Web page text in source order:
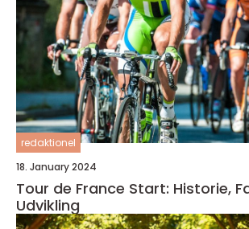
redaktionel
18. January 2024
Tour de France Start: Historie,
Udvikling